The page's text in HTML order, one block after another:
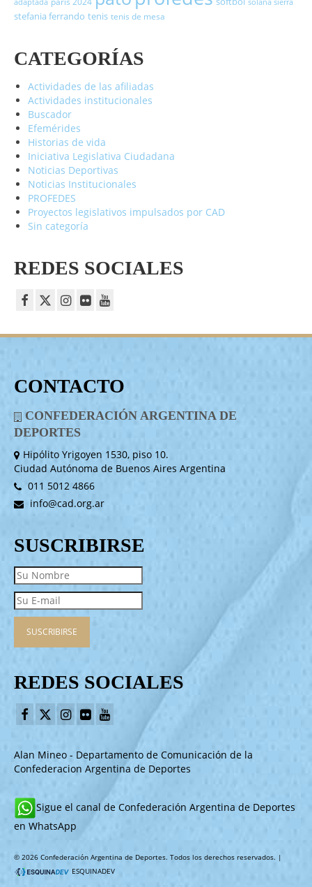
adaptada
solana sierra
stefania ferrando tenis tenis de mesa
CATEGORÍAS
Actividades de las afiliadas
Actividades institucionales
Buscador
Efemérides
Historias de vida
Iniciativa Legislativa Ciudadana
Noticias Deportivas
Noticias Institucionales
PROFEDES
Proyectos legislativos impulsados por CAD
Sin categoría
REDES SOCIALES
CONTACTO
CONFEDERACIÓN ARGENTINA DE
DEPORTES
Hipólito Yrigoyen 1530, piso 10.
Ciudad Autónoma de Buenos Aires Argentina
011 5012 4866
info@cad.org.ar
SUSCRIBIRSE
REDES SOCIALES
Alan Mineo - Departamento de Comunicación de la
Confederacion Argentina de Deportes
Sigue el canal de Confederación Argentina de Deportes
en WhatsApp
© 2026 Confederación Argentina de Deportes. Todos los derechos reservados. |
ESQUINADEV